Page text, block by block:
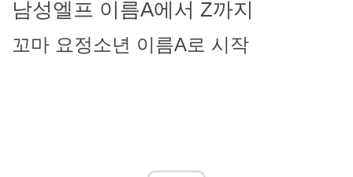
남성엘프 이름A에서 Z까지
꼬마 요정소년 이름A로 시작